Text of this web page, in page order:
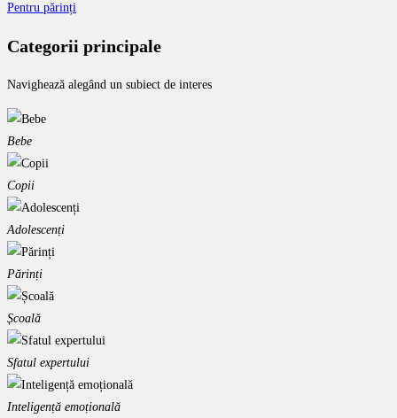
Pentru părinți
Categorii principale
Navighează alegând un subiect de interes
Bebe
Copii
Adolescenți
Părinți
Școală
Sfatul expertului
Inteligență emoțională